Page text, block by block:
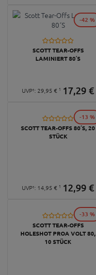
SCOTT TEAR-OFFS
LAMINIERT 80´S
UVP¹: 29, 95 € 1 17,29€
-42 %
SCOTT TEAR-OFFS 80´S, 20
STÜCK
UVP¹: 14, 95 € 1 12,99€
-13 %
SCOTT TEAR-OFFS
HOLESHOT PROA VOLT 80,
10 STÜCK
-33 %